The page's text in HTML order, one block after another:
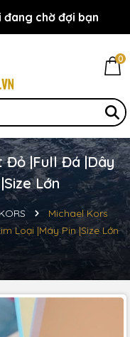
đang chờ đợi bạn
0
Đỏ |Full Đá |Dây
Lớn
Michael Kors
Loại |Máy Pin |Size Lớn